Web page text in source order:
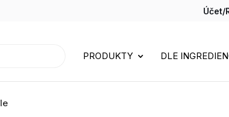
Účet/
PRODUKTY DLE